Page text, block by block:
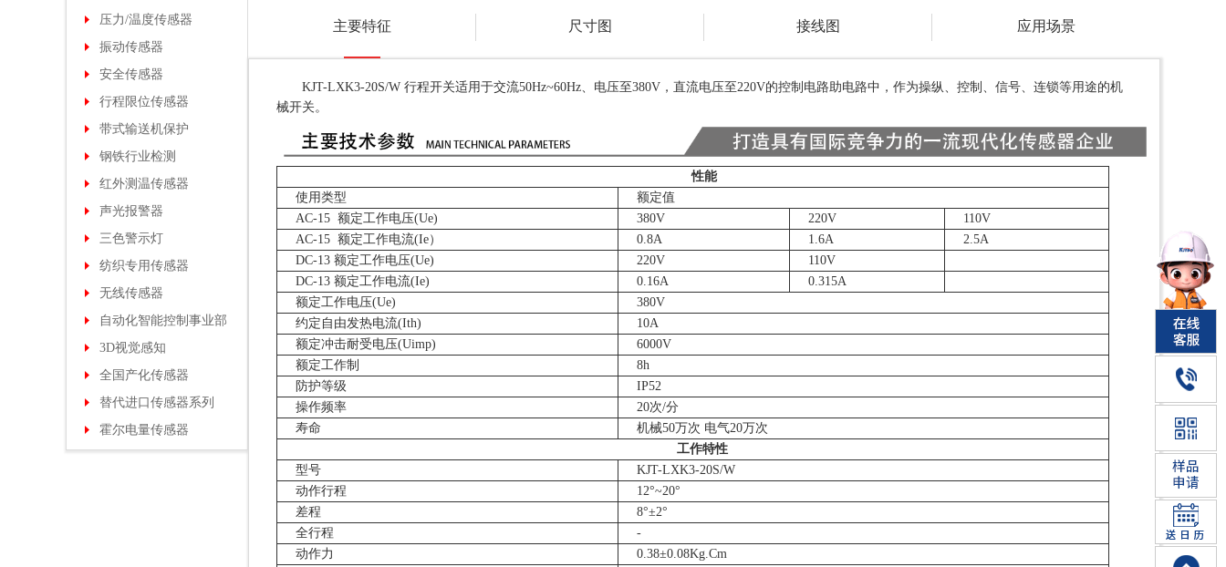
压力/温度传感器
振动传感器
安全传感器
行程限位传感器
带式输送机保护
钢铁行业检测
红外测温传感器
声光报警器
三色警示灯
纺织专用传感器
无线传感器
自动化智能控制事业部
3D视觉感知
全国产化传感器
替代进口传感器系列
霍尔电量传感器
主要特征 尺寸图 接线图 应用场景
KJT-LXK3-20S/W 行程开关适用于交流50Hz~60Hz、电压至380V，直流电压至220V的控制电路助电路中，作为操纵、控制、信号、连锁等用途的机
械开关。
性能
使用类型
额定值
AC-15 额定工作电压(Ue)
380V 220V 110V
AC-15 额定工作电流(Ie）
0.8A 1.6A 2.5A
DC-13 额定工作电压(Ue)
220V 110V
DC-13 额定工作电流(Ie)
0.16A 0.315A
额定工作电压(Ue)
380V
约定自由发热电流(Ith)
10A
额定冲击耐受电压(Uimp)
6000V
额定工作制
8h
防护等级
IP52
操作频率
20次/分
寿命
机械50万次 电气20万次
工作特性
型号
KJT-LXK3-20S/W
动作行程
12°~20°
差程
8°±2°
全行程
-
动作力
0.38±0.08Kg.Cm